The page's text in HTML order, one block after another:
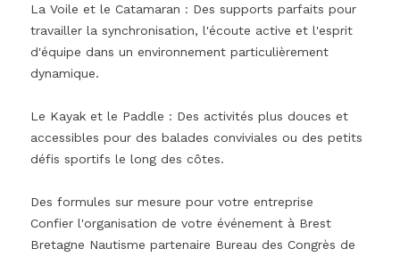
La Voile et le Catamaran : Des supports parfaits pour
travailler la synchronisation, l'écoute active et l'esprit
d'équipe dans un environnement particulièrement
dynamique.
Le Kayak et le Paddle : Des activités plus douces et
accessibles pour des balades conviviales ou des petits
défis sportifs le long des côtes.
Des formules sur mesure pour votre entreprise
Confier l'organisation de votre événement à Brest
Bretagne Nautisme partenaire Bureau des Congrès de